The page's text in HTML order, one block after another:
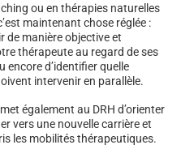
ou en thérapies naturelles
maintenant chose réglée :
de manière objective et
thérapeute au regard de ses
encore d’identifier quelle
intervenir en parallèle.
également au DRH d’orienter
vers une nouvelle carrière et
les mobilités thérapeutiques.